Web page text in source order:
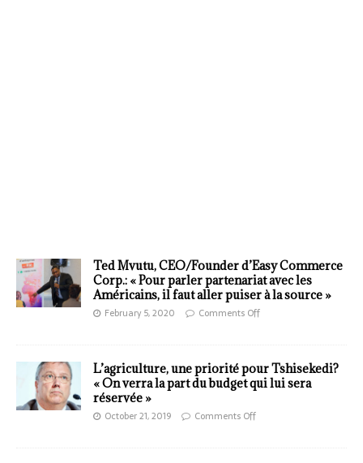
Ted Mvutu, CEO/Founder d’Easy Commerce
Corp.: « Pour parler partenariat avec les
Américains, il faut aller puiser à la source »
February 5, 2020 Comments Off
L’agriculture, une priorité pour Tshisekedi?
« On verra la part du budget qui lui sera
réservée »
October 21, 2019 Comments Off